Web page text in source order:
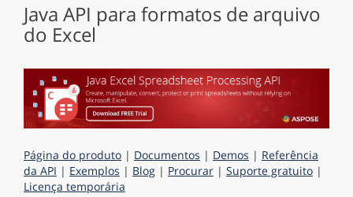
Java API para formatos de arquivo
do Excel
Página do produto | Documentos | Demos | Referência
da API | Exemplos | Blog | Procurar | Suporte gratuito |
Licença temporária